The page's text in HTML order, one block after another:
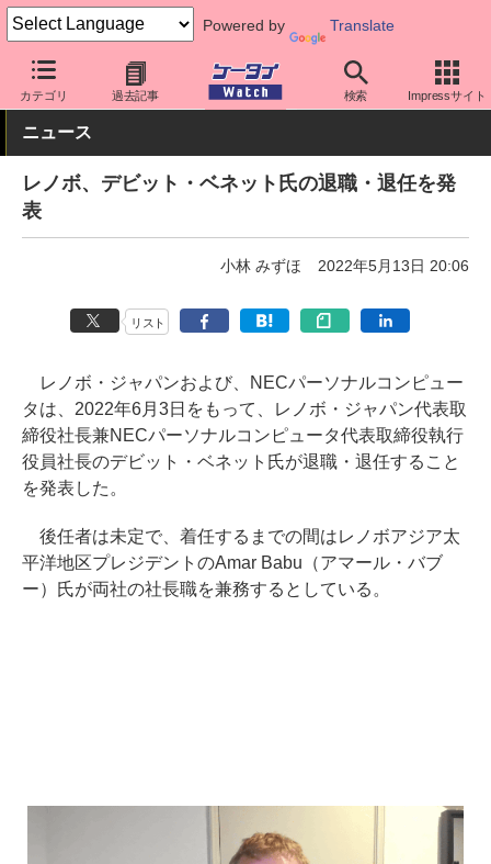
Powered by Translate
カテゴリ 過去記事 検索 Impressサイト
ケータイ Watch 業界動向 企業動向
ニュース
レノボ、デビット・ベネット氏の退職・退任を発
表
小林 みずほ 2022年5月13日 20:06
リスト
レノボ・ジャパンおよび、NECパーソナルコンピュー
タは、2022年6月3日をもって、レノボ・ジャパン代表取
締役社長兼NECパーソナルコンピュータ代表取締役執行
役員社長のデビット・ベネット氏が退職・退任すること
を発表した。
後任者は未定で、着任するまでの間はレノボアジア太
平洋地区プレジデントのAmar Babu（アマール・バブ
ー）氏が両社の社長職を兼務するとしている。